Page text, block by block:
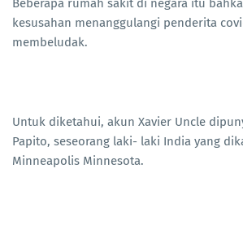
Beberapa rumah sakit di negara itu
kesusahan menanggulangi penderita
membeludak.
Untuk diketahui, akun Xavier Uncle
Papito, seseorang laki- laki India yang
Minneapolis Minnesota.